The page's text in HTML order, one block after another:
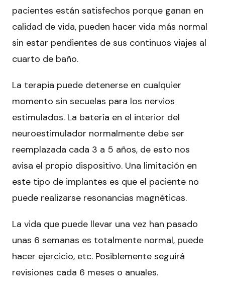
pacientes están satisfechos porque ganan en
calidad de vida, pueden hacer vida más normal
sin estar pendientes de sus continuos viajes al
cuarto de baño.
La terapia puede detenerse en cualquier
momento sin secuelas para los nervios
estimulados. La batería en el interior del
neuroestimulador normalmente debe ser
reemplazada cada 3 a 5 años, de esto nos
avisa el propio dispositivo. Una limitación en
este tipo de implantes es que el paciente no
puede realizarse resonancias magnéticas.
La vida que puede llevar una vez han pasado
unas 6 semanas es totalmente normal, puede
hacer ejercicio, etc. Posiblemente seguirá
revisiones cada 6 meses o anuales.